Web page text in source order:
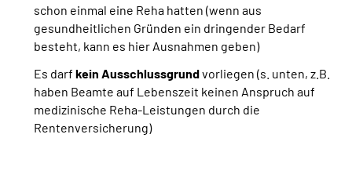
schon einmal eine Reha hatten (wenn aus
gesundheitlichen Gründen ein dringender Bedarf
besteht, kann es hier Ausnahmen geben)
Es darf kein Ausschlussgrundvorliegen (s. unten, z.B.
haben Beamte auf Lebenszeit keinen Anspruch auf
medizinische Reha-Leistungen durch die
Rentenversicherung)